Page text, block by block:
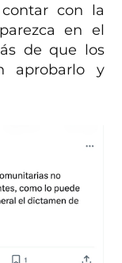
con la
en el
de que los
aprobarlo y